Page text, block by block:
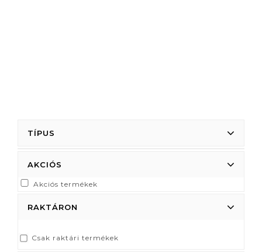
TÍPUS
AKCIÓS
Akciós termékek
RAKTÁRON
Csak raktári termékek